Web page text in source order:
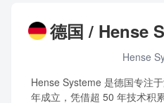
德国 / Hense
Hense
Hense Systeme 是德国专注
年成立，凭借超 50 年技术积